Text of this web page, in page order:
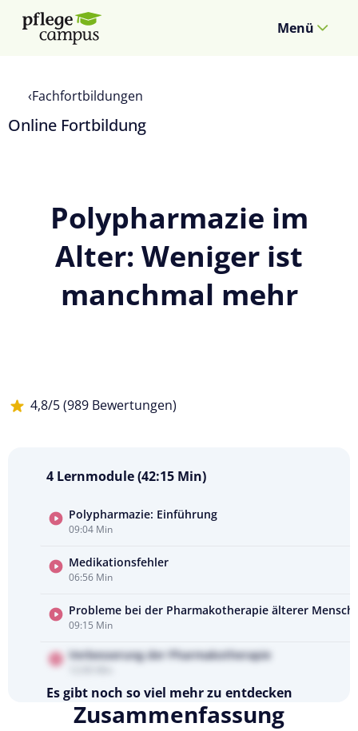
Menü
Fachfortbildungen
Online Fortbildung
Polypharmazie im
Alter: Weniger ist
manchmal mehr
4,8/5 (989 Bewertungen)
Kursvorschau
ansehen
4 Lernmodule (42:15 Min)
Polypharmazie: Einführung
09:04 Min
Medikationsfehler
06:56 Min
Probleme bei der Pharmakotherapie älterer
09:15 Min
Verbesserung der Pharmakotherapie
Es gibt noch so viel mehr zu entdecken
Testen Sie Pflegecampus 14 Tage kostenlos.
Zusammenfassung